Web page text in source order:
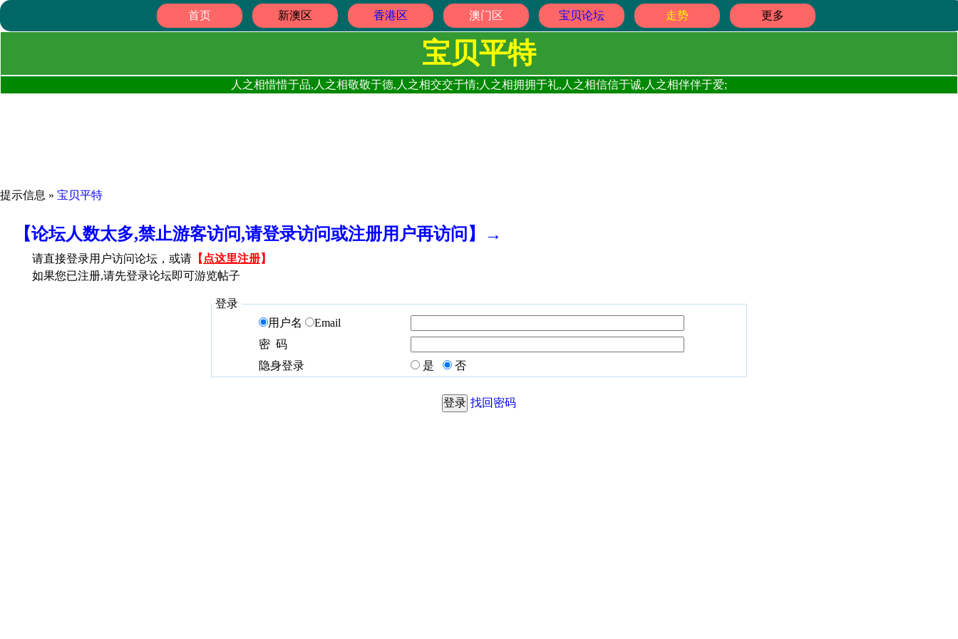
首页 新澳区 香港区 澳门区 宝贝论坛 走势 更多
宝贝平特
人之相惜惜于品,人之相敬敬于德,人之相交交于情;人之相拥拥于礼,人之相信信于诚,人之相伴伴于爱;
提示信息 » 宝贝平特
【论坛人数太多,禁止游客访问,请登录访问或注册用户再访问】→
请直接登录用户访问论坛，或请 【 点这里注册】
如果您已注册,请先登录论坛即可游览帖子
登录
用户名
Email
密 码
隐身登录
是 否
找回密码